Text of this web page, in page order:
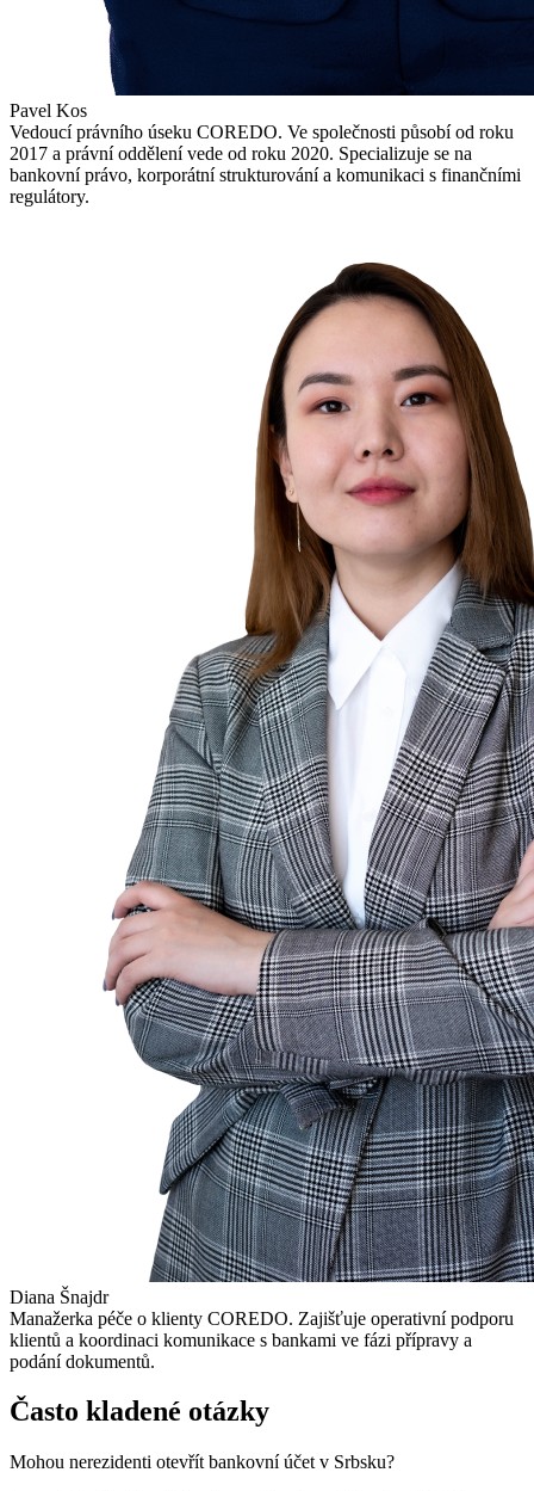
Pavel Kos
Vedoucí právního úseku COREDO. Ve společnosti působí od roku
2017 a právní oddělení vede od roku 2020. Specializuje se na
bankovní právo, korporátní strukturování a komunikaci s finančními
regulátory.
Diana Šnajdr
Manažerka péče o klienty COREDO. Zajišťuje operativní podporu
klientů a koordinaci komunikace s bankami ve fázi přípravy a
podání dokumentů.
Často kladené otázky
Mohou nerezidenti otevřít bankovní účet v Srbsku?